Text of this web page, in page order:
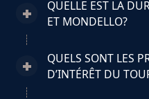
QUELLE EST LA
ET MONDELLO?
QUELS SONT LES
D’INTÉRÊT DU